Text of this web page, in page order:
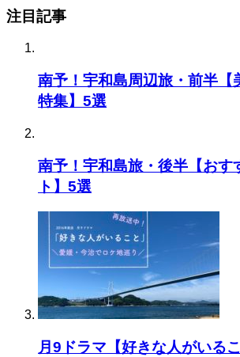
注目記事
南予！宇和島周辺旅・前半【
特集】5選
南予！宇和島旅・後半【おす
ト】5選
月9ドラマ【好きな人がいる